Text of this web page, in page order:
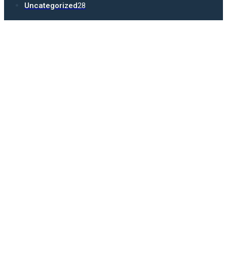
Uncategorized28